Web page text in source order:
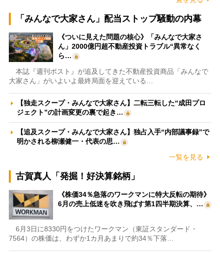
「みんなで大家さん」配当ストップ騒動の内幕
《ついに見えた問題の核心》「みんなで大家さ
ん」2000億円超不動産投資トラブル“異常なく
ら…
本誌『週刊ポスト』が追及してきた不動産投資商品「みんなで
大家さん」がいよいよ最終局面を迎えている…
【独走スクープ・みんなで大家さん】二転三転した“成田プロ
ジェクト”の計画変更の裏で起き…
【追及スクープ・みんなで大家さん】独占入手“内部議事録”で
明かされる柳瀬健一・代表の思…
一覧を見る
古賀真人「発掘！好決算銘柄」
《株価34％急落のワークマンに特大反転の期待》
6月の売上低迷を吹き飛ばす第1四半期決算、…
6月3日に8330円をつけたワークマン（東証スタンダード・
7564）の株価は、わずか1カ月あまりで約34％下落…